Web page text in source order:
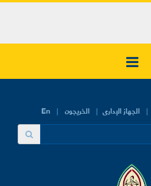
En الجهاز الإدارى الخريجون